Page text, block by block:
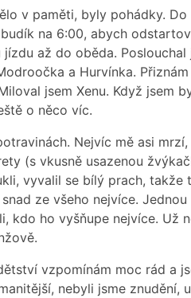
v paměti, byly pohádky.
na 6:00, abych
až do oběda.
a Hurvínka.
jsem Xenu. Když jsem
o něco víc.
Nejvíc mě asi
(s vkusně usazenou
vyvalil se bílý prach,
ze všeho nejvíce.
kdo ho vyšňupe nejvíce. Už
vzpomínám moc rád a
nebyli jsme znudění,